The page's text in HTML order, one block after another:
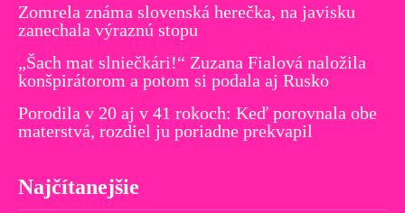
Zomrela známa slovenská herečka, na javisku
zanechala výraznú stopu
„Šach mat slniečkári!“ Zuzana Fialová naložila
konšpirátorom a potom si podala aj Rusko
Porodila v 20 aj v 41 rokoch: Keď porovnala obe
materstvá, rozdiel ju poriadne prekvapil
Najčítanejšie